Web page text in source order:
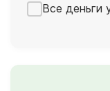
Все деньги